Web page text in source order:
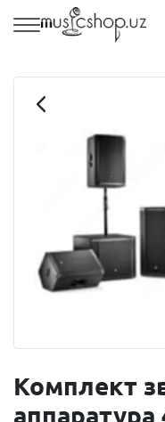
Комплект
аппаратура